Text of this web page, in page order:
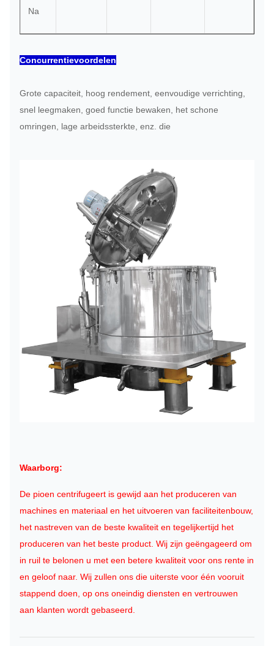
Na
Concurrentievoordelen
Grote capaciteit, hoog rendement, eenvoudige verrichting,
snel leegmaken, goed functie bewaken, het schone
omringen, lage arbeidssterkte, enz. die
Waarborg:
De pioen centrifugeert is gewijd aan het produceren van
machines en materiaal en het uitvoeren van faciliteitenbouw,
het nastreven van de beste kwaliteit en tegelijkertijd het
produceren van het beste product. Wij zijn geëngageerd om
in ruil te belonen u met een betere kwaliteit voor ons rente in
en geloof naar. Wij zullen ons die uiterste voor één vooruit
stappend doen, op ons oneindig diensten en vertrouwen
aan klanten wordt gebaseerd.